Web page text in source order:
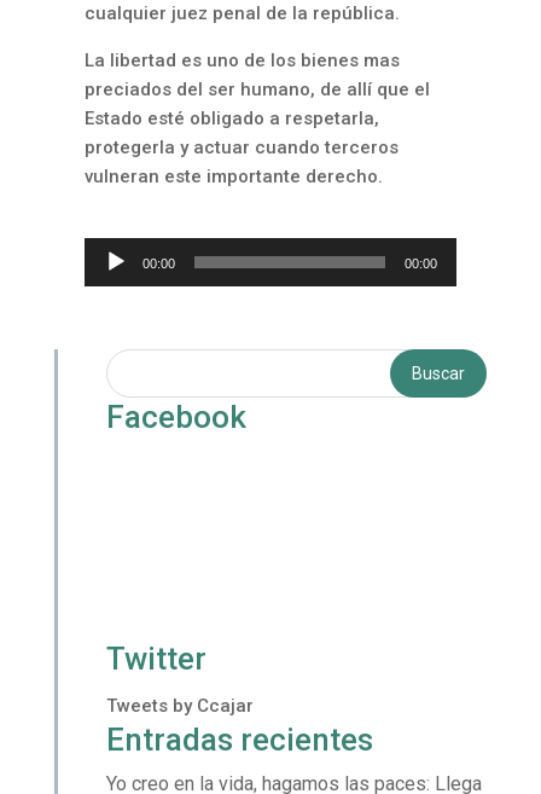
cualquier juez penal de la república.
La libertad es uno de los bienes mas
preciados del ser humano, de allí que el
Estado esté obligado a respetarla,
protegerla y actuar cuando terceros
vulneran este importante derecho.
Reproductor
00:00 00:00
Facebook
Twitter
Tweets by Ccajar
Entradas recientes
Yo creo en la vida, hagamos las paces: Llega